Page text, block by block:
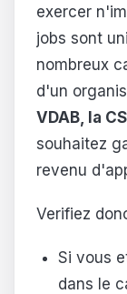
exercer
jobs sont
nombreux
d'un
VDAB, la
souhaitez
revenu
Verifiez
Si vous
dans le